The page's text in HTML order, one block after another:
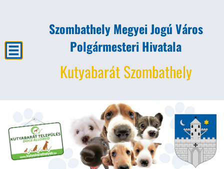
Szombathely Megyei Jogú Város
Polgármesteri Hivatala
Kutyabarát Szombathely